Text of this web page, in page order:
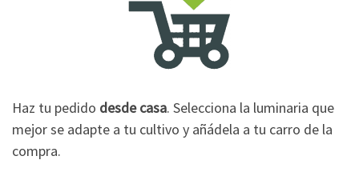
Haz tu pedido desde casa. Selecciona la luminaria que
mejor se adapte a tu cultivo y añádela a tu carro de la
compra.